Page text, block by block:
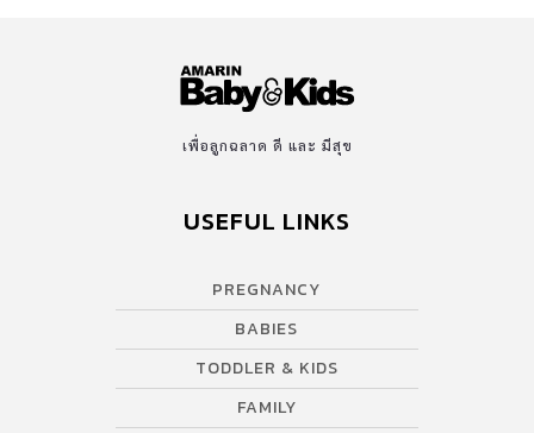
เพื่อลูกฉลาด ดี และ มีสุข
USEFUL LINKS
PREGNANCY
BABIES
TODDLER & KIDS
FAMILY